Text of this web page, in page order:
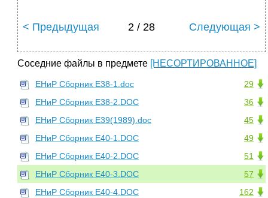
< Предыдущая 2 / 28 Следующая >
Соседние файлы в предмете [НЕСОРТИРОВАННОЕ]
29
ЕНиР Сборник Е38-1.doc
36
ЕНиР Сборник Е38-2.DOC
45
ЕНиР Сборник Е39(1989).doc
49
ЕНиР Сборник Е40-1.DOC
51
ЕНиР Сборник Е40-2.DOC
57
ЕНиР Сборник Е40-3.DOC
162
ЕНиР Сборник Е40-4.DOC